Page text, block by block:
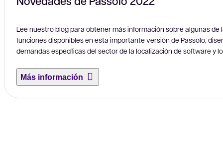
Lee nuestro blog para obtener más información sobre algunas de
funciones disponibles en esta importante versión de Passolo,
demandas específicas del sector de la localización de software y
Más información